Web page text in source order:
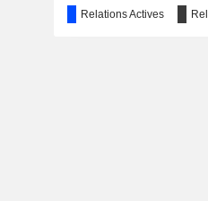
Brazilian Foundation
Relations Actives